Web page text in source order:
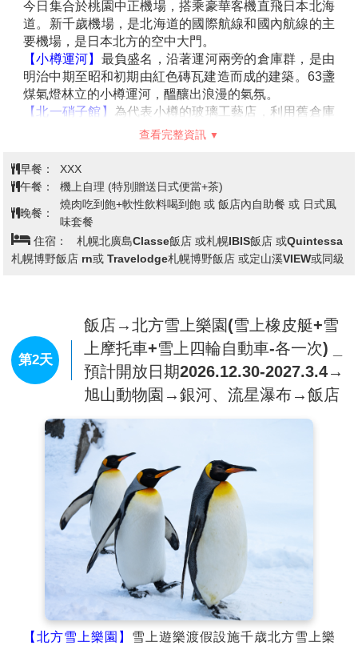
今日集合於桃園中正機場，搭乘豪華客機直飛日本北海
道。新千歲機場，是北海道的國際航線和國內航線的主
要機場，是日本北方的空中大門。
【小樽運河】 最負盛名，沿著運河兩旁的倉庫群，是由
明治中期至昭和初期由紅色磚瓦建造而成的建築。63盞
煤氣燈林立的小樽運河，醞釀出浪漫的氣氛。
【北一硝子館】 為代表小樽的玻璃工藝店，利用舊倉庫
改建的3號館中，展示全世界最精緻的玻璃工藝品與油
【音樂盒博物館】
在鐘塔前照張紀念照再入館參觀喔！博物館為挑高9m充
滿開放感的建築，展示亦販賣著獨創商品到高級音樂盒
約有15,000件作品。
查看完整資訊
早餐：
XXX
午餐：
機上自理 (特別贈送日式便當+茶)
晚餐：
燒肉吃到飽+軟性飲料喝到飽 或 飯店內自助餐 或 日式風
味套餐
住宿：
札幌北廣島Classe飯店 或札幌IBIS飯店 或Quintessa
札幌博野飯店 rn或 Travelodge札幌博野飯店 或定山溪VIEW或同級
第2天
飯店→北方雪上樂園(雪上橡皮艇+雪
上摩托車+雪上四輪自動車-各一次) _
預計開放日期2026.12.30-2027.3.4→
旭山動物園→銀河、流星瀑布→飯店
【北方雪上樂園】 雪上遊樂渡假設施千歳北方雪上樂